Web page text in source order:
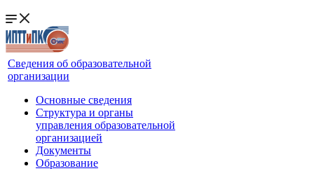
Сведения об образовательной
организации
Основные сведения
Структура и органы
управления образовательной
организацией
Документы
Образование